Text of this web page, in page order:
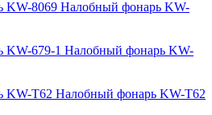
Налобный фонарь KW-
Налобный фонарь KW-
Налобный фонарь KW-T62